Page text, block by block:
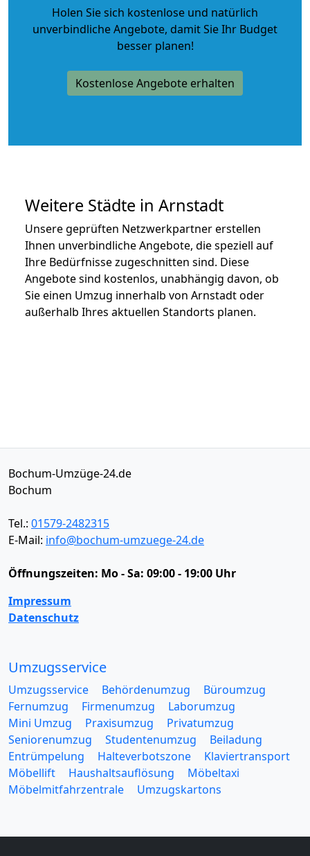
Holen Sie sich kostenlose und natürlich
unverbindliche Angebote, damit Sie Ihr Budget
besser planen!
Kostenlose Angebote erhalten
Weitere Städte in Arnstadt
Unsere geprüften Netzwerkpartner erstellen
Ihnen unverbindliche Angebote, die speziell auf
Ihre Bedürfnisse zugeschnitten sind. Diese
Angebote sind kostenlos, unabhängig davon, ob
Sie einen Umzug innerhalb von Arnstadt oder
außerhalb Ihres aktuellen Standorts planen.
Bochum-Umzüge-24.de
Bochum
Tel.: 01579-2482315
E-Mail: info@bochum-umzuege-24.de
Öffnungszeiten: Mo - Sa: 09:00 - 19:00 Uhr
Impressum
Datenschutz
Umzugsservice
Umzugsservice Behördenumzug
Büroumzug
Fernumzug
Firmenumzug
Laborumzug
Mini Umzug
Praxisumzug
Privatumzug
Seniorenumzug
Studentenumzug
Beiladung
Entrümpelung
Halteverbotszone
Klaviertransport
Möbellift
Haushaltsauflösung
Möbeltaxi
Möbelmitfahrzentrale
Umzugskartons